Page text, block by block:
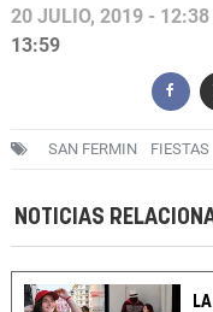
20 JULIO, 2019 - 12:38
13:59
SAN FERMIN FIESTAS
NOTICIAS